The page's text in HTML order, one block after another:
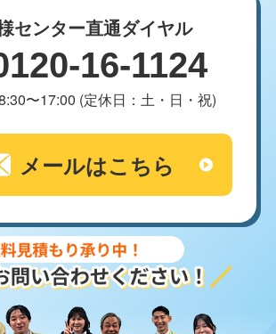
センター直通ダイヤル
16-1124
〜17:00 (定休日：土・日・祝)
メールはこちら